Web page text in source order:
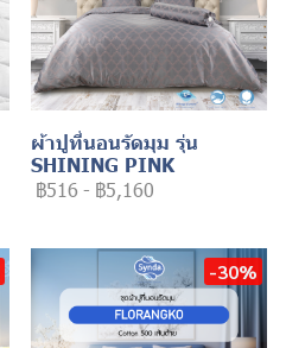
ผ้าปูที่นอนรัดมุม รุ่น
SHINING PINK
฿516 - ฿5,160
-30%